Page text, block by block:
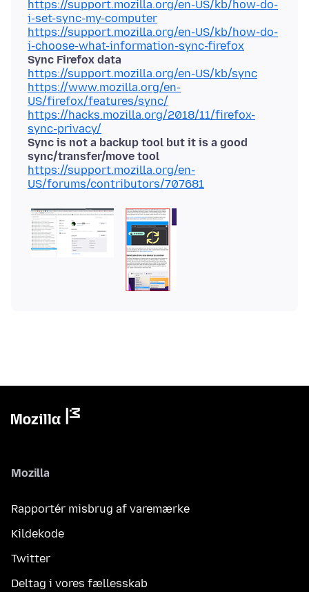
https://support.mozilla.org/en-US/kb/how-do-
i-set-sync-my-computer
https://support.mozilla.org/en-US/kb/how-do-
i-choose-what-information-sync-firefox
Sync Firefox data
https://support.mozilla.org/en-US/kb/sync
https://www.mozilla.org/en-
US/firefox/features/sync/
https://hacks.mozilla.org/2018/11/firefox-
sync-privacy/
Sync is not a backup tool but it is a good
sync/transfer/move tool
https://support.mozilla.org/en-
US/forums/contributors/707681
Mozilla
Rapportér misbrug af varemærke
Kildekode
Twitter
Deltag i vores fællesskab